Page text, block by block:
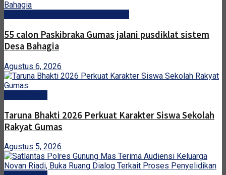
55 calon Paskibraka Gumas jalani pusdiklat sistem
Desa Bahagia
Agustus 6, 2026
Taruna Bhakti 2026 Perkuat Karakter Siswa Sekolah
Rakyat Gumas
Agustus 5, 2026